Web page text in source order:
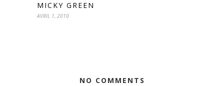
MICKY GREEN
AVRIL 1, 2010
NO COMMENTS